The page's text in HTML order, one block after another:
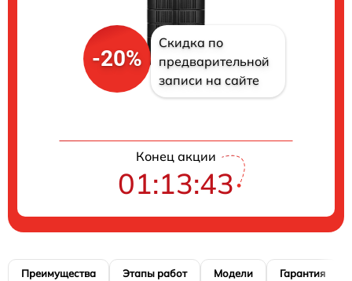
-20%
Скидка по
предварительной
записи на сайте
Конец акции
01:13:42
Преимущества Этапы работ Модели Гарантия